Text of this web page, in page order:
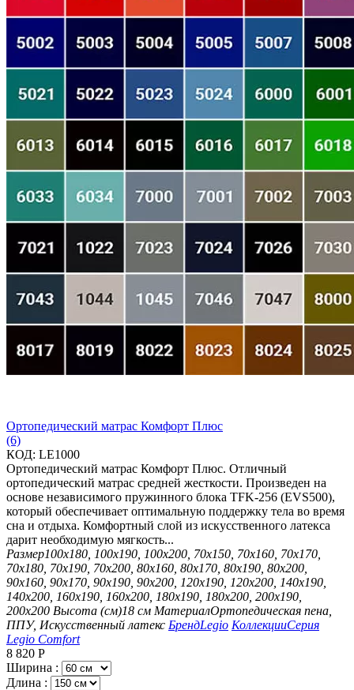
Ортопедический матрас Комфорт Плюс
(6)
КОД: LE1000
Ортопедический матрас Комфорт Плюс. Отличный
ортопедический матрас средней жесткости. Произведен на
основе независимого пружинного блока TFK-256 (EVS500),
который обеспечивает оптимальную поддержку тела во время
сна и отдыха. Комфортный слой из искусственного латекса
дарит необходимую мягкость...
Размер100х180, 100х190, 100х200, 70х150, 70х160, 70х170,
70х180, 70х190, 70х200, 80х160, 80х170, 80х190, 80х200,
90х160, 90х170, 90х190, 90х200, 120х190, 120х200, 140х190,
140х200, 160х190, 160х200, 180х190, 180х200, 200х190,
200х200 Высота (см)18 см МатериалОртопедическая пена,
ППУ, Искусственный латекс БрендLegio КоллекцииСерия
Legio Comfort
8 820 Р
Ширина :
Длина :